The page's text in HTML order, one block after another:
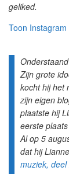
geliked.
Toon
Zijn grote
kocht hij het
zijn eigen
plaatste hij
eerste
Al op 5
dat hij
muziek,